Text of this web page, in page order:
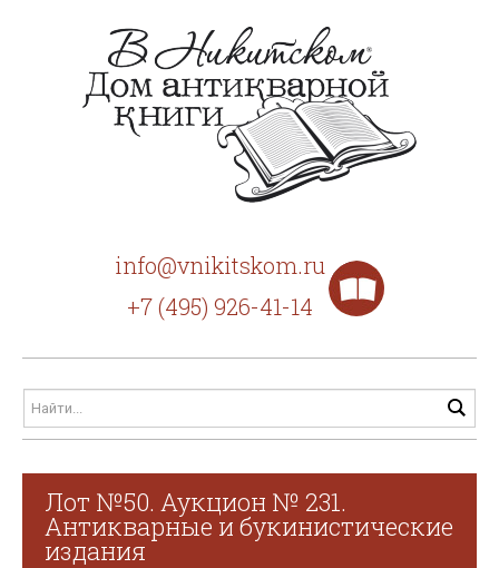
info@vnikitskom.ru
+7 (495) 926-41-14
Лот №50. Аукцион № 231.
Антикварные и букинистические
издания